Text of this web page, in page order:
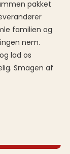
pakket
familien og
nem.
lad os
Smagen af